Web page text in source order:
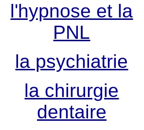
l'hypnose et la
PNL
la psychiatrie
la chirurgie
dentaire